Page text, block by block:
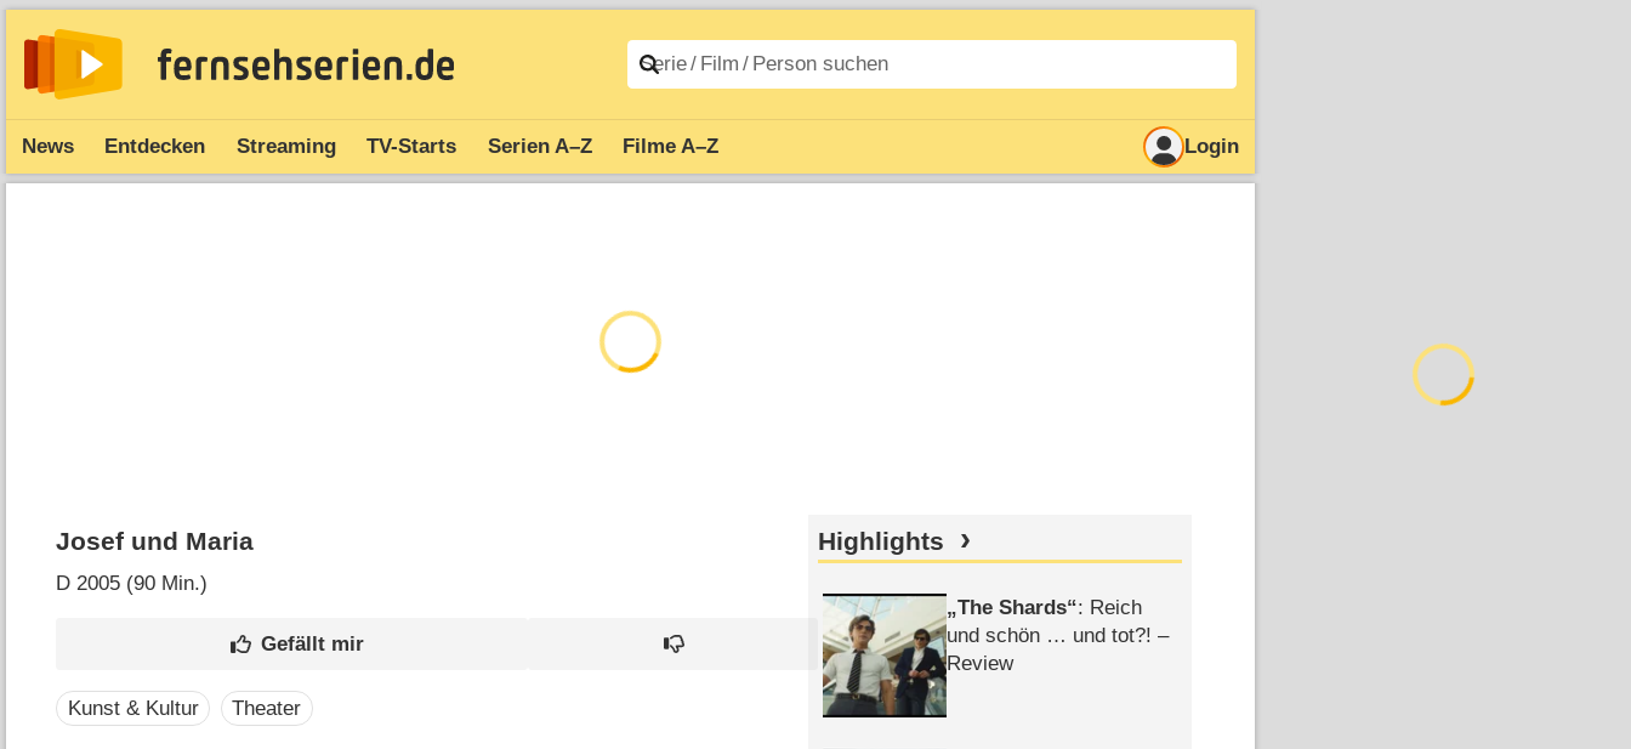
News Entdecken Streaming TV-Starts Serien A–Z Filme A–Z Login
Josef und Maria
D 2005 (90 Min.)
Kunst & Kultur Theater
Highlights
The Shards : Reich
und schön … und tot?! –
Review